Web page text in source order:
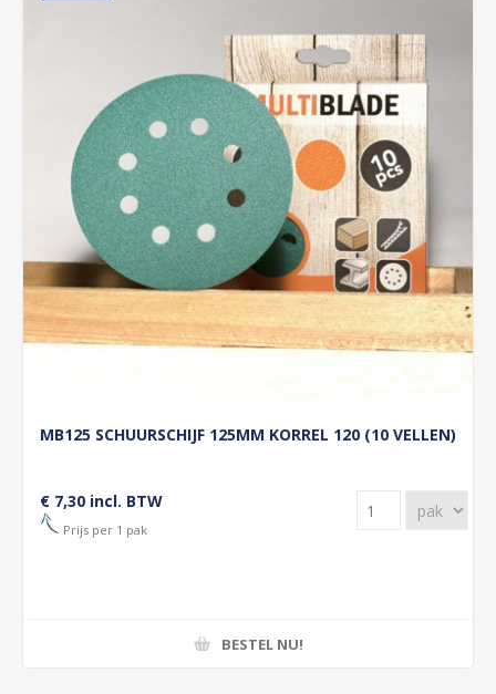
MB125 SCHUURSCHIJF 125MM KORREL 120 (10 VELLEN)
€ 7,30 incl. BTW
Prijs per 1 pak
BESTEL NU!